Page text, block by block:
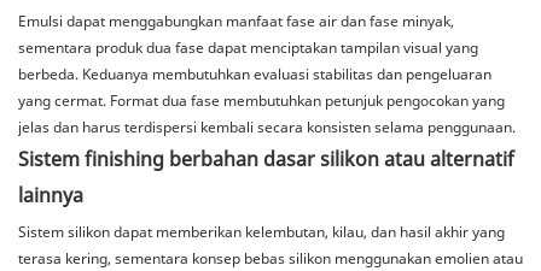
Emulsi dapat menggabungkan manfaat fase air dan fase minyak,
sementara produk dua fase dapat menciptakan tampilan visual yang
berbeda. Keduanya membutuhkan evaluasi stabilitas dan pengeluaran
yang cermat. Format dua fase membutuhkan petunjuk pengocokan yang
jelas dan harus terdispersi kembali secara konsisten selama penggunaan.
Sistem finishing berbahan dasar silikon atau alternatif
lainnya
Sistem silikon dapat memberikan kelembutan, kilau, dan hasil akhir yang
terasa kering, sementara konsep bebas silikon menggunakan emolien atau